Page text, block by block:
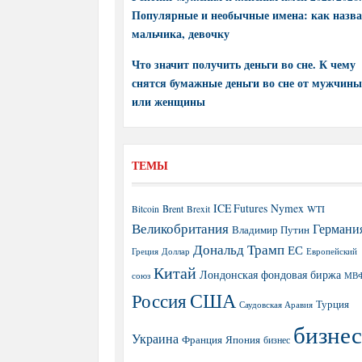
Популярные и необычные имена: как
мальчика, девочку
Что значит получить деньги во сне. К чему
снятся бумажные деньги во сне от мужчины
или женщины
ТЕМЫ
Bitcoin Brent Brexit ICE Futures Nymex WTI
Великобритания Владимир Путин
Греция Доллар Дональд Трамп ЕС Европейский
союз Китай Лондонская фондовая биржа
РоссияСША Саудовская Аравия Турция
Украина Франция Япония бизнес бизнес